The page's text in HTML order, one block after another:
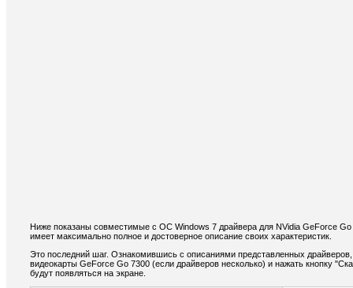
Ниже показаны совместимые с ОС Windows 7 драйвера для NVidia GeForce
имеет максимально полное и достоверное описание своих характеристик.
Это последний шаг. Ознакомившись с описаниями представленных
видеокарты GeForce Go 7300 (если драйверов несколько) и нажать кнопку
будут появляться на экране.